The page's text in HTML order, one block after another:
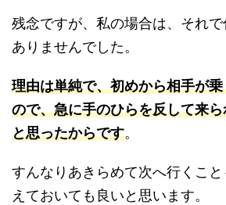
残念ですが、私の場合は、それ
ありませんでした。
理由は単純で、初めから相手が
ので、急に手のひらを反して来
と思ったからです。
すんなりあきらめて次へ行くこ
えておいても良いと思います。